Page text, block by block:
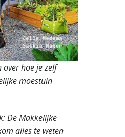
over hoe je zelf
moestuin
De Makkelijke
alles te weten